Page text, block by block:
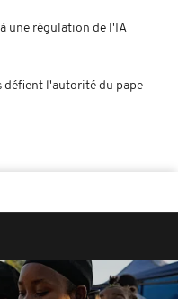
une régulation de l'IA
défient l'autorité du pape